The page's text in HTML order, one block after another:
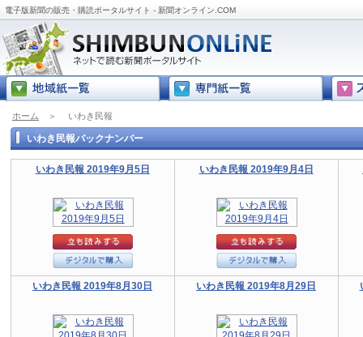
電子版新聞の販売・購読ポータルサイト - 新聞オンライン.COM
ホーム ＞ いわき民報
いわき民報バックナンバー
いわき民報 2019年9月5日 いわき民報 2019年9月4日
いわき民報 2019年8月30日 いわき民報 2019年8月29日